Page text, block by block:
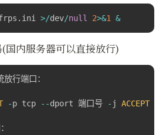
. ini >/dev/null 2>&1 &
国内服务器可以直接放行)
行端口：
-p tcp --dport 端口号 - j ACCEPT